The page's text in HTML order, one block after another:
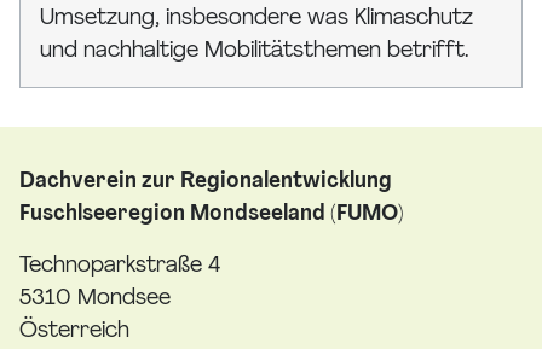
Umsetzung, insbesondere was Klimaschutz
und nachhaltige Mobilitätsthemen betrifft.
Dachverein zur Regionalentwicklung
Fuschlseeregion Mondseeland (FUMO)
Technoparkstraße 4
5310 Mondsee
Österreich